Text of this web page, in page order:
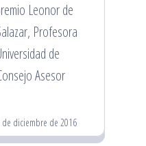
Leonor de
Profesora
de
Asesor
de diciembre de 2016